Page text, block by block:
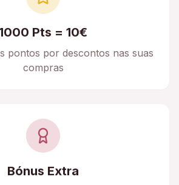
Pts = 10€
pontos por descontos nas suas
compras
Bónus Extra